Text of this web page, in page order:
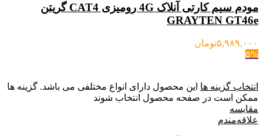
مودم سیم کارتی آنلاک 4G رومیزی CAT4 گریتن
GRAYTEN GT46e
۵,۹۸۹,۰۰۰تومان
۵%
انتخاب گزینه ها این محصول دارای انواع مختلفی می باشد. گزینه ها
ممکن است در صفحه محصول انتخاب شوند
مقایسه
علاقه‌مندم